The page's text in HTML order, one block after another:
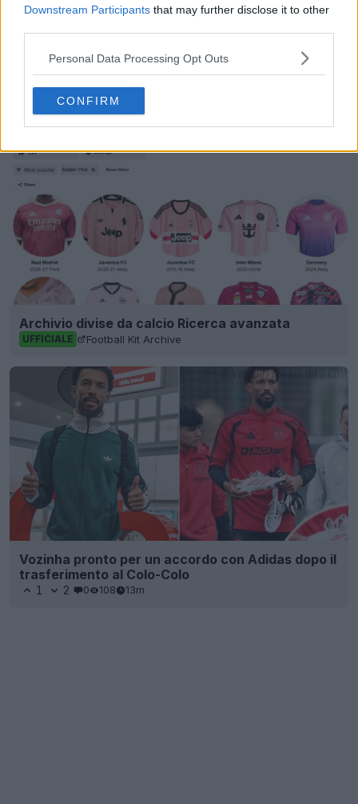
Downstream Participants that may further disclose it to other
Personal Data Processing Opt Outs
CONFIRM
Mostra commenti
Ajax Eredivisie
Logos
Condividi
Archivio divise da calcio Ricerca avanzata
UFFICIALE Football Kit Archive
Vozinha pronto per un accordo con Adidas dopo il
trasferimento al Colo-Colo
1 2 0 108 13m